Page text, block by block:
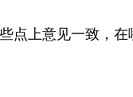
点上意见一致，在